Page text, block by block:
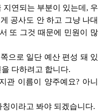
연되는 부분이 있는데, 우
공사도 안 하고 그냥 나대
또 그것 때문에 민원이 많
으로 일단 예산 편성 돼 있
다하려고 합니다.
관 이름이 양주예요? 아니
칭이라고 봐야 되겠습니다.